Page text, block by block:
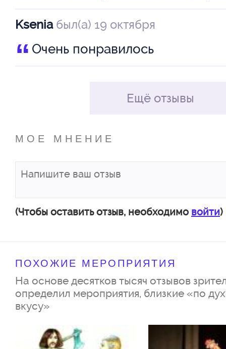
Да вот только мачеха злая о
решила царевну наверняка
погубить. Вот так злобная
на свете быть, любыми путями
Kseniaбыл(а) 19 октября
“ Очень понравилось
Ещё отзывы
МОЕ МНЕНИЕ
(Чтобы оставить отзыв, необходимо войти)
ПОХОЖИЕ МЕРОПРИЯТИЯ
На основе десятков тысяч отзывов
определил мероприятия, близкие «по
вкусу»